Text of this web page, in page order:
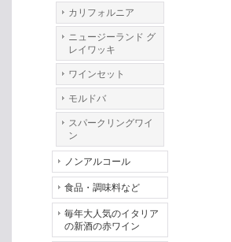
カリフォルニア
ニュージーランド グ
レイワッキ
ワインセット
モルドバ
スパークリングワイ
ン
ノンアルコール
食品・調味料など
毎年大人気のイタリア
の新酒の赤ワイン